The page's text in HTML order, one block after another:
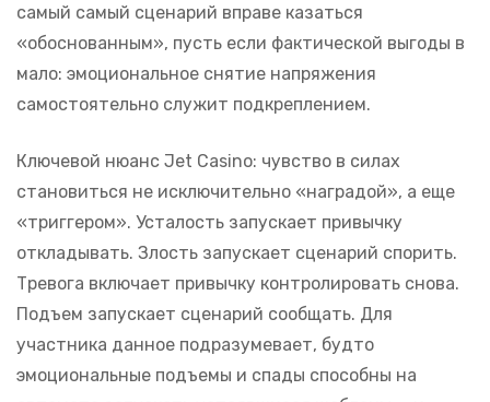
самый самый сценарий вправе казаться
«обоснованным», пусть если фактической выгоды в
мало: эмоциональное снятие напряжения
самостоятельно служит подкреплением.
Ключевой нюанс Jet Casino: чувство в силах
становиться не исключительно «наградой», а еще
«триггером». Усталость запускает привычку
откладывать. Злость запускает сценарий спорить.
Тревога включает привычку контролировать снова.
Подъем запускает сценарий сообщать. Для
участника данное подразумевает, будто
эмоциональные подъемы и спады способны на